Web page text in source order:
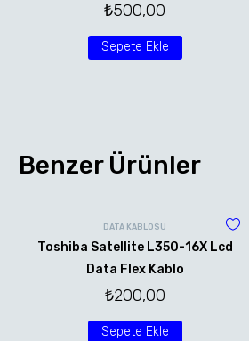
₺500,00
Sepete Ekle
Benzer Ürünler
DATA KABLOSU
Toshiba Satellite L350-16X Lcd
Data Flex Kablo
₺200,00
Sepete Ekle